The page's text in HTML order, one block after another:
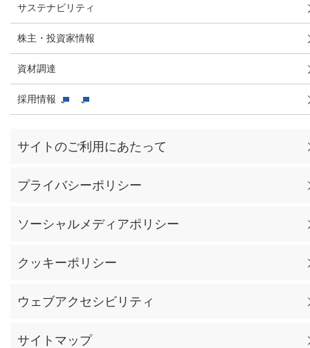
サステナビリティ
株主・投資家情報
資材調達
採用情報
サイトのご利用にあたって
プライバシーポリシー
ソーシャルメディアポリシー
クッキーポリシー
ウェブアクセシビリティ
サイトマップ